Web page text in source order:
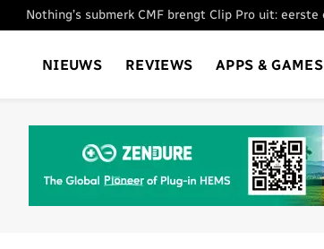
NIEUWS REVIEWS APPS & GAMES